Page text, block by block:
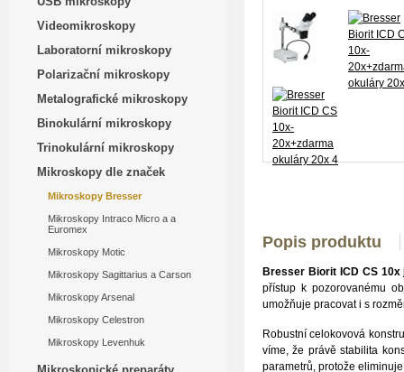
Popis produktu
Bresser Biorit ICD CS 10x
přístup k pozorovanému
umožňuje pracovat i s
Robustní celokovová
víme, že právě stabilita
parametrů, protože
Videomikroskopy
Laboratorní mikroskopy
Polarizační mikroskopy
Metalografické mikroskopy
Binokulární mikroskopy
Trinokulární mikroskopy
Mikroskopy dle značek
Mikroskopy Bresser
Mikroskopy Intraco Micro a a
Euromex
Mikroskopy Motic
Mikroskopy Sagittarius a Carson
Mikroskopy Arsenal
Mikroskopy Celestron
Mikroskopy Levenhuk